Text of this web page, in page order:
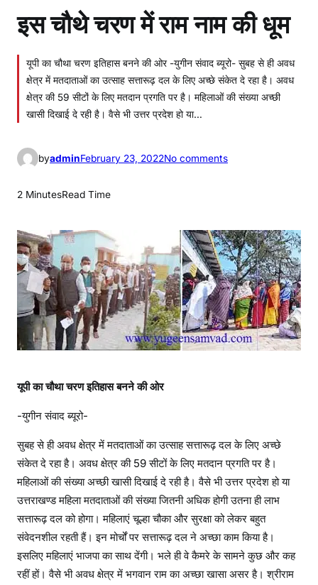
इस चौथे चरण में राम नाम की धूम
यूपी का चौथा चरण इतिहास बनने की ओर -युगीन संवाद ब्यूरो- सुबह से ही अवध
क्षेत्र में मतदाताओं का उत्साह सत्तारूढ़ दल के लिए अच्छे संकेत दे रहा है। अवध
क्षेत्र की 59 सीटों के लिए मतदान प्रगति पर है। महिलाओं की संख्या अच्छी
खासी दिखाई दे रही है। वैसे भी उत्तर प्रदेश हो या…
byadminFebruary 23, 2022No commentso
थे
च
र
ण
में
रा
म
2 MinutesRead Time
यूपी का चौथा चरण इतिहास बनने की ओर
-युगीन संवाद ब्यूरो-
सुबह से ही अवध क्षेत्र में मतदाताओं का उत्साह सत्तारूढ़ दल के लिए अच्छे
संकेत दे रहा है। अवध क्षेत्र की 59 सीटों के लिए मतदान प्रगति पर है।
महिलाओं की संख्या अच्छी खासी दिखाई दे रही है। वैसे भी उत्तर प्रदेश हो या
उत्तराखण्ड महिला मतदाताओं की संख्या जितनी अधिक होगी उतना ही लाभ
सत्तारूढ़ दल को होगा। महिलाएं चूल्हा चौका और सुरक्षा को लेकर बहुत
संवेदनशील रहती हैं। इन मोर्चों पर सत्तारूढ़ दल ने अच्छा काम किया है।
इसलिए महिलाएं भाजपा का साथ देंगी। भले ही वे कैमरे के सामने कुछ और कह
रहीं हों। वैसे भी अवध क्षेत्र में भगवान राम का अच्छा खासा असर है। श्रीराम